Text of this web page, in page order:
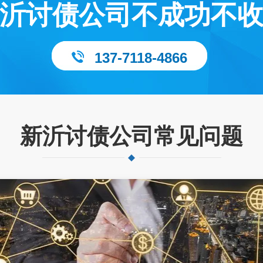
讨债公司不成功不
137-7118-4866
新沂讨债公司常见问题